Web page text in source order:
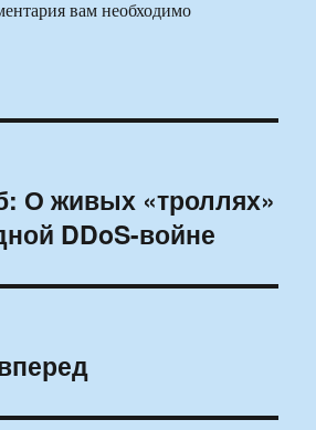
вам необходимо
О живых «троллях»
DDoS-войне